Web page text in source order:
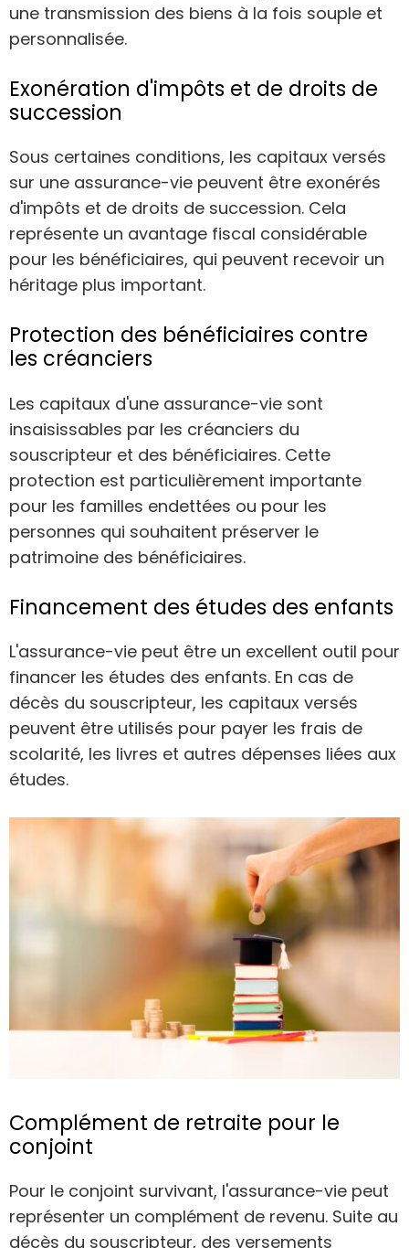
une transmission des biens à la fois souple et
personnalisée.
Exonération d'impôts et de droits de
succession
Sous certaines conditions, les capitaux versés
sur une assurance-vie peuvent être exonérés
d'impôts et de droits de succession. Cela
représente un avantage fiscal considérable
pour les bénéficiaires, qui peuvent recevoir un
héritage plus important.
Protection des bénéficiaires contre
les créanciers
Les capitaux d'une assurance-vie sont
insaisissables par les créanciers du
souscripteur et des bénéficiaires. Cette
protection est particulièrement importante
pour les familles endettées ou pour les
personnes qui souhaitent préserver le
patrimoine des bénéficiaires.
Financement des études des enfants
L'assurance-vie peut être un excellent outil pour
financer les études des enfants. En cas de
décès du souscripteur, les capitaux versés
peuvent être utilisés pour payer les frais de
scolarité, les livres et autres dépenses liées aux
études.
Complément de retraite pour le
conjoint
Pour le conjoint survivant, l'assurance-vie peut
représenter un complément de revenu. Suite au
décès du souscripteur, des versements